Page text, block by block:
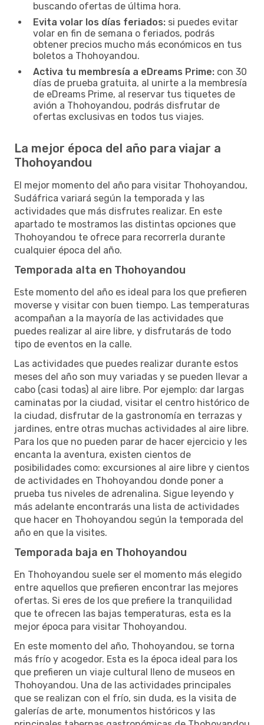
buscando ofertas de última hora.
Evita volar los días feriados: si puedes evitar
volar en fin de semana o feriados, podrás
obtener precios mucho más económicos en tus
boletos a Thohoyandou.
Activa tu membresía a eDreams Prime: con 30
días de prueba gratuita, al unirte a la membresía
de eDreams Prime, al reservar tus tiquetes de
avión a Thohoyandou, podrás disfrutar de
ofertas exclusivas en todos tus viajes.
La mejor época del año para viajar a
Thohoyandou
El mejor momento del año para visitar Thohoyandou,
Sudáfrica variará según la temporada y las
actividades que más disfrutes realizar. En este
apartado te mostramos las distintas opciones que
Thohoyandou te ofrece para recorrerla durante
cualquier época del año.
Temporada alta en Thohoyandou
Este momento del año es ideal para los que prefieren
moverse y visitar con buen tiempo. Las temperaturas
acompañan a la mayoría de las actividades que
puedes realizar al aire libre, y disfrutarás de todo
tipo de eventos en la calle.
Las actividades que puedes realizar durante estos
meses del año son muy variadas y se pueden llevar a
cabo (casi todas) al aire libre. Por ejemplo: dar largas
caminatas por la ciudad, visitar el centro histórico de
la ciudad, disfrutar de la gastronomía en terrazas y
jardines, entre otras muchas actividades al aire libre.
Para los que no pueden parar de hacer ejercicio y les
encanta la aventura, existen cientos de
posibilidades como: excursiones al aire libre y cientos
de actividades en Thohoyandou donde poner a
prueba tus niveles de adrenalina. Sigue leyendo y
más adelante encontrarás una lista de actividades
que hacer en Thohoyandou según la temporada del
año en que la visites.
Temporada baja en Thohoyandou
En Thohoyandou suele ser el momento más elegido
entre aquellos que prefieren encontrar las mejores
ofertas. Si eres de los que prefiere la tranquilidad
que te ofrecen las bajas temperaturas, esta es la
mejor época para visitar Thohoyandou.
En este momento del año, Thohoyandou, se torna
más frío y acogedor. Esta es la época ideal para los
que prefieren un viaje cultural lleno de museos en
Thohoyandou. Una de las actividades principales
que se realizan con el frío, sin duda, es la visita de
galerías de arte, monumentos históricos y las